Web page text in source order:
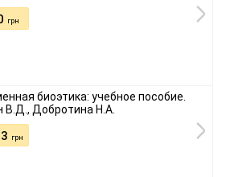
грн
биоэтика: учебное пособие.
В.Д., Добротина Н.А.
грн